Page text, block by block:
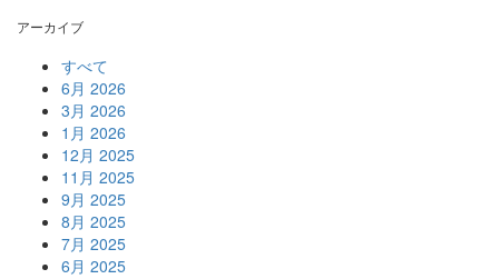
アーカイブ
すべて
6月 2026
3月 2026
1月 2026
12月 2025
11月 2025
9月 2025
8月 2025
7月 2025
6月 2025